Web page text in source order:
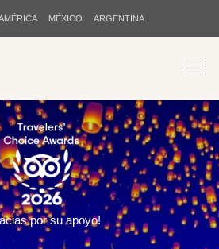
MÉXICO ARGENTINA
por su apoyo!